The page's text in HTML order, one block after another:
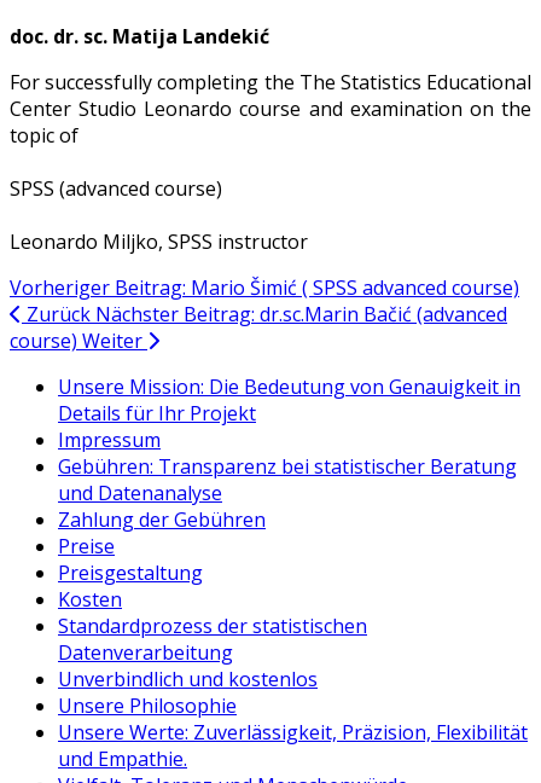
doc. dr. sc. Matija Landekić
For successfully completing the The Statistics Educational
Center Studio Leonardo course and examination on the
topic of
SPSS (advanced course)
Leonardo Miljko, SPSS instructor
Vorheriger Beitrag: Mario Šimić ( SPSS advanced course)
Zurück Nächster Beitrag: dr.sc.Marin Bačić (advanced
course) Weiter
Unsere Mission: Die Bedeutung von Genauigkeit in
Details für Ihr Projekt
Impressum
Gebühren: Transparenz bei statistischer Beratung
und Datenanalyse
Zahlung der Gebühren
Preise
Preisgestaltung
Kosten
Standardprozess der statistischen
Datenverarbeitung
Unverbindlich und kostenlos
Unsere Philosophie
Unsere Werte: Zuverlässigkeit, Präzision, Flexibilität
und Empathie.